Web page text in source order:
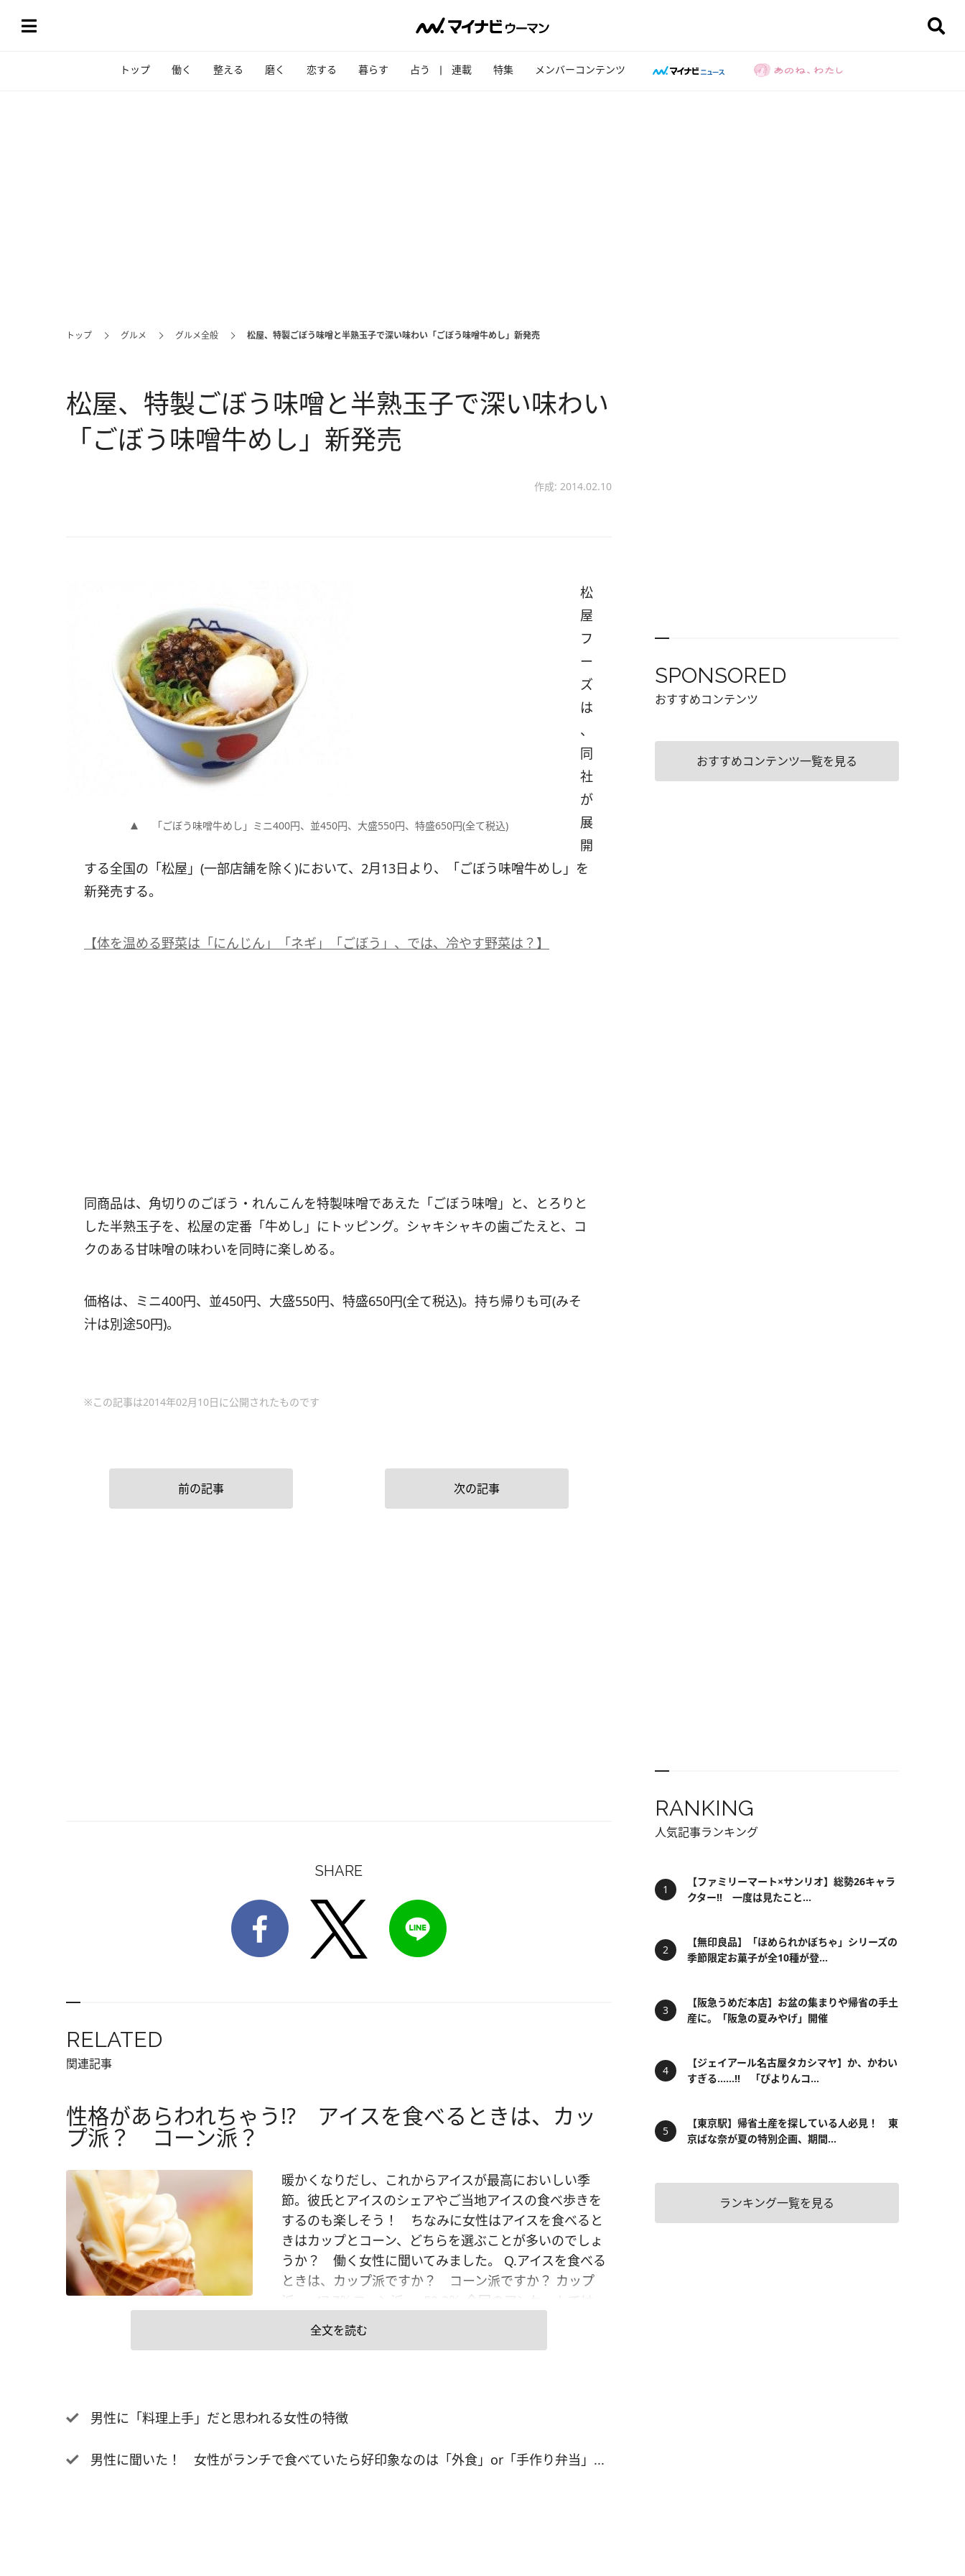
トップ 働く 整える 磨く 恋する 暮らす 占う 連載 特集 メンバーコンテンツ
トップ グルメ グルメ全般 松屋、特製ごぼう味噌と半熟玉子で深い味わい「ごぼう味噌牛めし」新発売
松屋、特製ごぼう味噌と半熟玉子で深い味わい
「ごぼう味噌牛めし」新発売
作成: 2014.02.10
「ごぼう味噌牛めし」ミニ400円、並450円、大盛550円、特盛650円(全て税込)
松
屋
フ
ー
ズ
は
、
同
社
が
展
開
する全国の「松屋」(一部店舗を除く)において、2月13日より、「ごぼう味噌牛めし」を
新発売する。
【体を温める野菜は「にんじん」「ネギ」「ごぼう」、では、冷やす野菜は？】
同商品は、角切りのごぼう・れんこんを特製味噌であえた「ごぼう味噌」と、とろりと
した半熟玉子を、松屋の定番「牛めし」にトッピング。シャキシャキの歯ごたえと、コ
クのある甘味噌の味わいを同時に楽しめる。
価格は、ミニ400円、並450円、大盛550円、特盛650円(全て税込)。持ち帰りも可(みそ
汁は別途50円)。
※この記事は2014年02月10日に公開されたものです
前の記事 次の記事
SHARE
RELATED
関連記事
性格があらわれちゃう!? アイスを食べるときは、カッ
プ派？ コーン派？
暖かくなりだし、これからアイスが最高においしい季
節。彼氏とアイスのシェアやご当地アイスの食べ歩きを
するのも楽しそう！ ちなみに女性はアイスを食べると
きはカップとコーン、どちらを選ぶことが多いのでしょ
うか？ 働く女性に聞いてみました。 Q.アイスを食べる
ときは、カップ派ですか？ コーン派ですか？ カップ
派……47.7％コーン派……52.3％ 今回のアンケートでは、
カップ派とコーン派がほぼ半々に分かれる結果となりま
した。それぞれにいいところがあり迷った女性も多そ
いしくないのにカロリーが増えるから」（28歳／ソフト
だから」（26歳／情報・IT／事務系専門職）・「カップ
全文を読む
男性に「料理上手」だと思われる女性の特徴
男性に聞いた！ 女性がランチで食べていたら好印象なのは「外食」or「手作り弁当」...
SPONSORED
おすすめコンテンツ
おすすめコンテンツ一覧を見る
RANKING
人気記事ランキング
【ファミリーマート×サンリオ】総勢26キャラ
クター!! 一度は見たこと...
【無印良品】「ほめられかぼちゃ」シリーズの
季節限定お菓子が全10種が登...
【阪急うめだ本店】お盆の集まりや帰省の手土
産に。「阪急の夏みやげ」開催
【ジェイアール名古屋タカシマヤ】か、かわい
すぎる……!! 「ぴよりんコ...
【東京駅】帰省土産を探している人必見！ 東
京ばな奈が夏の特別企画、期間...
ランキング一覧を見る